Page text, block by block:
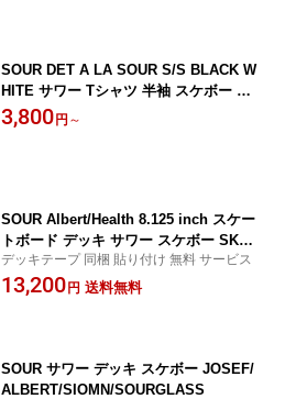
SOUR DET A LA SOUR S/S BLACK W
HITE サワー Tシャツ 半袖 スケボー ス
ケートボード メンズ レディース ファッ
ション
3,800 円 ～
SOUR Albert/Health 8.125 inch スケー
トボード デッキ サワー スケボー SKAT
EBOARD 板
デッキテープ 同梱 貼り付け 無料 サービス
13,200 円 送料無料
SOUR サワー デッキ スケボー JOSEF/
ALBERT/SIOMN/SOURGLASS